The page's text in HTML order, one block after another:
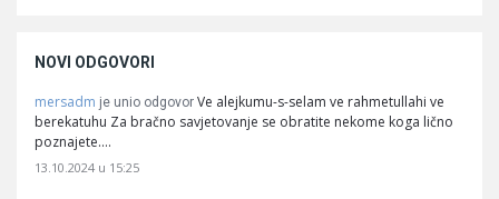
NOVI ODGOVORI
mersadm je unio odgovor Ve alejkumu-s-selam ve rahmetullahi ve
berekatuhu Za bračno savjetovanje se obratite nekome koga lično
poznajete.…
13.10.2024 u 15:25